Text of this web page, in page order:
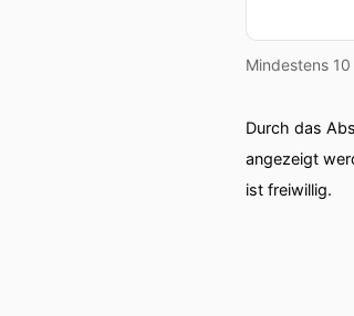
Mindestens
Durch das
angezeigt
ist freiwillig.